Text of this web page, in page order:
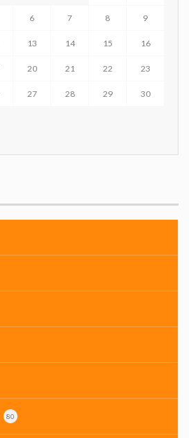
6 7 8 9
13 14 15 16
20 21 22 23
27 28 29 30
80